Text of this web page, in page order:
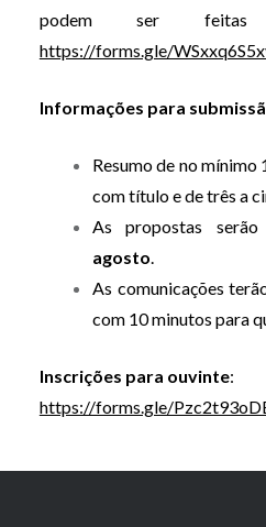
podem ser feitas
https://forms.gle/
Informações para subm
Resumo de no mínimo
com título e de três a
As propostas
agosto.
As comunicações
com 10 minutos para
Inscrições para ouvinte:
https://forms.gle/